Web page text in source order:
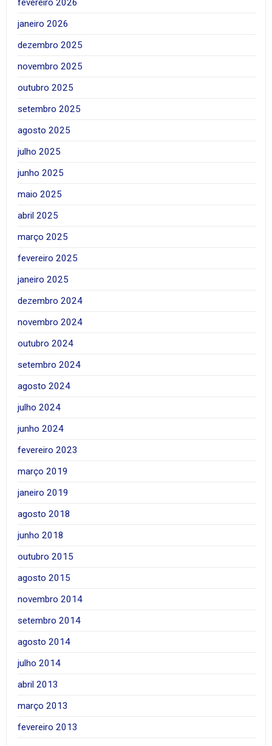
fevereiro 2026
janeiro 2026
dezembro 2025
novembro 2025
outubro 2025
setembro 2025
agosto 2025
julho 2025
junho 2025
maio 2025
abril 2025
março 2025
fevereiro 2025
janeiro 2025
dezembro 2024
novembro 2024
outubro 2024
setembro 2024
agosto 2024
julho 2024
junho 2024
fevereiro 2023
março 2019
janeiro 2019
agosto 2018
junho 2018
outubro 2015
agosto 2015
novembro 2014
setembro 2014
agosto 2014
julho 2014
abril 2013
março 2013
fevereiro 2013